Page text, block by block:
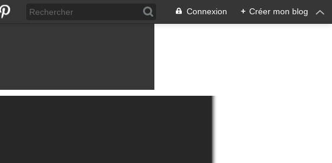
Connexion + Créer mon blog